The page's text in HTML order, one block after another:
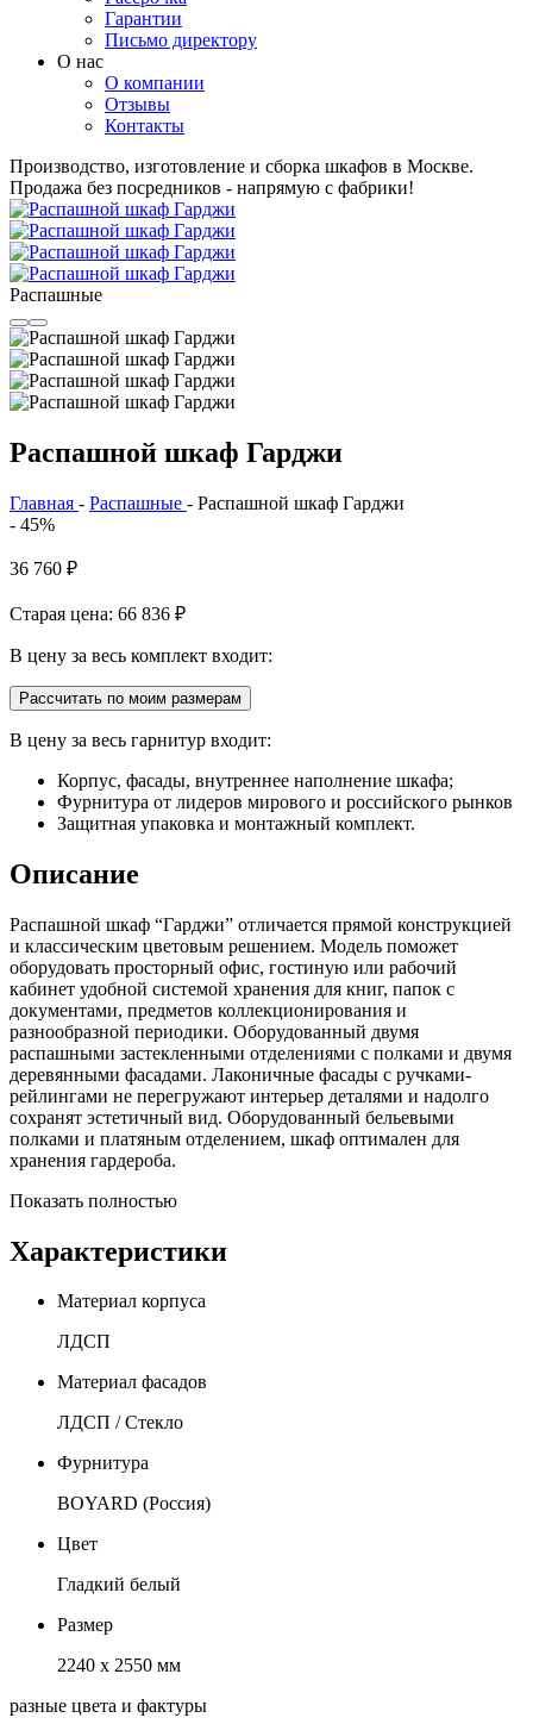
Гарантии
Письмо директору
О нас
О компании
Отзывы
Контакты
Производство, изготовление и сборка шкафов в Москве.
Продажа без посредников - напрямую с фабрики!
Распашные
Распашной шкаф Гарджи
Главная - Распашные - Распашной шкаф Гарджи
- 45%
36 760 ₽
Старая цена: 66 836 ₽
В цену за весь комплект входит:
Рассчитать по моим размерам
В цену за весь гарнитур входит:
Корпус, фасады, внутреннее наполнение шкафа;
Фурнитура от лидеров мирового и российского рынков
Защитная упаковка и монтажный комплект.
Описание
Распашной шкаф “Гарджи” отличается прямой конструкцией
и классическим цветовым решением. Модель поможет
оборудовать просторный офис, гостиную или рабочий
кабинет удобной системой хранения для книг, папок с
документами, предметов коллекционирования и
разнообразной периодики. Оборудованный двумя
распашными застекленными отделениями с полками и двумя
деревянными фасадами. Лаконичные фасады с ручками-
рейлингами не перегружают интерьер деталями и надолго
сохранят эстетичный вид. Оборудованный бельевыми
полками и платяным отделением, шкаф оптимален для
хранения гардероба.
Показать полностью
Характеристики
Материал корпуса
ЛДСП
Материал фасадов
ЛДСП / Стекло
Фурнитура
BOYARD (Россия)
Цвет
Гладкий белый
Размер
2240 х 2550 мм
разные цвета и фактуры